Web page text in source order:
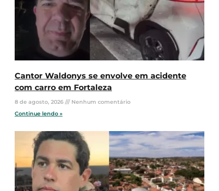
Cantor Waldonys se envolve em acidente
com carro em Fortaleza
8 de agosto, 2026
Nenhum comentário
Continue lendo »